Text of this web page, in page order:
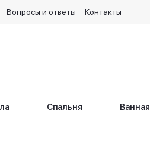
Вопросы и ответы Контакты
Спальня Ванная